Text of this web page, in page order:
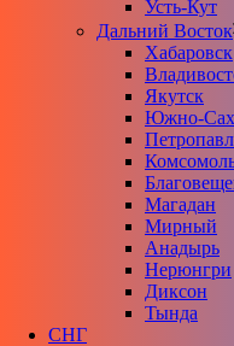
Усть-Кут
Дальний Восток
Хабаровск
Якутск
Южно-
Магадан
Мирный
Анадырь
Нерюнгри
Диксон
Тында
СНГ